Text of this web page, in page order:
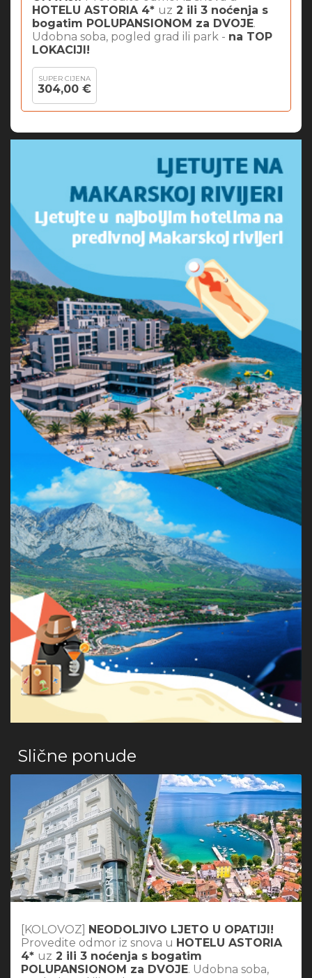
HOTELU ASTORIA 4* uz 2 ili 3 noćenja s
bogatim POLUPANSIONOM za DVOJE.
Udobna soba, pogled grad ili park - na TOP
LOKACIJI!
SUPER CIJENA
304,00 €
Slične ponude
[KOLOVOZ] NEODOLJIVO LJETO U OPATIJI!
Provedite odmor iz snova u HOTELU ASTORIA
4* uz 2 ili 3 noćenja s bogatim
POLUPANSIONOM za DVOJE. Udobna soba,